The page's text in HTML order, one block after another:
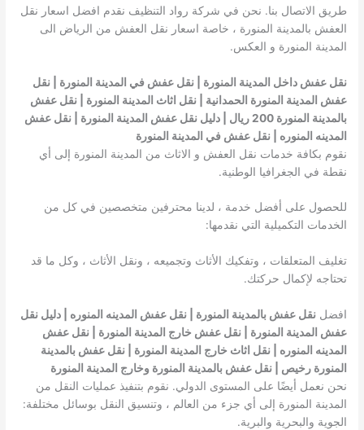
طريق الاتصال بنا. نحن في شركة رواد التنظيف نقدم افضل اسعار نقل
العفش بالمدينة المنورة ، خاصة اسعار نقل العفش من الرياض الى
المدينة المنورة و العكس.
نقل عفش داخل المدينة المنورة | نقل عفش في المدينة المنورة | نقل
عفش المدينة المنورة الحمدانية | نقل اثاث المدينة المنورة | نقل عفش
بالمدينة المنورة 200 ريال | دليل نقل عفش المدينة المنورة | نقل عفش
المدينه المنوره | نقل عفش في المدينة المنورة
نقوم بكافة خدمات نقل العفش و الاثاث من المدينة المنورة إلى أي
نقطة في الجغرافيا الوطنية.
للحصول على أفضل خدمة ، لدينا محترفين متخصصين في كل من
الخدمات التكميلية التي نقدمها:
تغليف المتعلقات ، وتفكيك الأثاث وتجميعه ، ونقل الأثاث ، وكل ما قد
تحتاجه لإكمال حركتك.
افضلنقل عفش بالمدينة المنورة | نقل عفش المدينه المنوره | دليل نقل
عفش المدينة المنورة | نقل عفش خارج المدينة المنورة |نقل عفش
المدينه المنوره | نقل اثاث خارج المدينة المنورة | نقل عفش بالمدينة
المنورة رخيص | نقل عفش بالمدينة المنورة وخارج المدينة المنورة
نحن نعمل أيضًا على المستوى الدولي. نقوم بتنفيذ عمليات النقل من
المدينة المنورة إلى أي جزء من العالم ، وتنسيق النقل بوسائل مختلفة:
الجوية والبحرية والبرية.